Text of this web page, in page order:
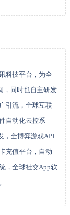
科技平台，为全
，同时也自主研发
引流，全球互联
自动化云控系
，全博弈游戏API
充值平台，自动
，全球社交App软